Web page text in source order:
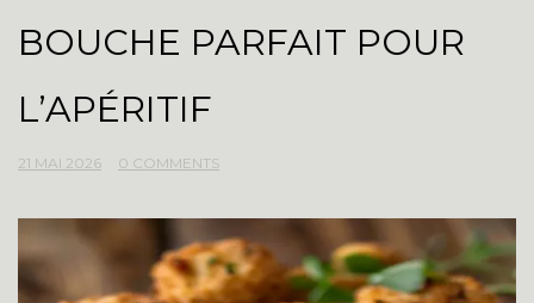
BOUCHE PARFAIT POUR
L’APÉRITIF
21 MAI 2026 0 COMMENTS